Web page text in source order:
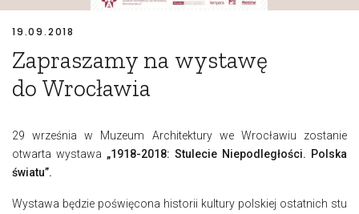
19.09.2018
Zapraszamy na wystawę
do Wrocławia
29 września w Muzeum Architektury we Wrocławiu zostanie
otwarta wystawa „1918-2018: Stulecie Niepodległości. Polska
światu”.
Wystawa będzie poświęcona historii kultury polskiej ostatnich stu